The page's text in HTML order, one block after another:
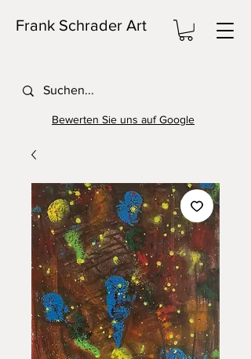
Frank Schrader Art
Bewerten Sie uns auf Google